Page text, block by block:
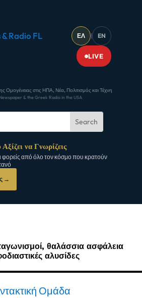
ΕΛ | EN
LIVE
Ομογένειας στις ΗΠΑ, Νέα, Πολιτισμός και Τέχνη
& the Greek Radio in the USA
να Γνωρίζεις
από όλο τον κόσμο που κρατούν
→
θαλάσσια ασφάλεια
αλυσίδες
Ομάδα